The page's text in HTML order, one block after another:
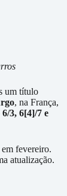
um título
, na França,
6/3, 6[4]/7 e
fevereiro.
atualização.